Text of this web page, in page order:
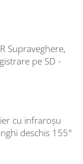
Supraveghere,
pe SD -
cu infraroșu
deschis 155°